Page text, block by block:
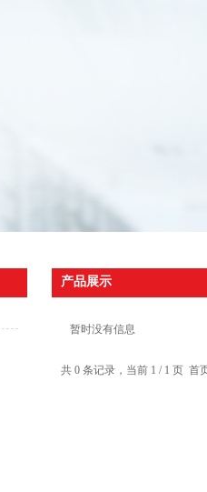
产品展示
暂时没有信息
共 0 条记录，当前 1 / 1 页